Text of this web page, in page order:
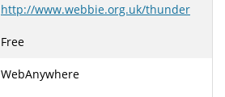
http://www.webbie.org.uk/thunder
Free
WebAnywhere